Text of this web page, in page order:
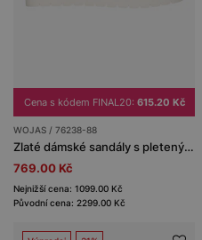
Cena s kódem FINAL20: 615.20 Kč
WOJAS / 76238-88
Zlaté dámské sandály s pletenými textilními pásky
769.00 Kč
Nejnižší cena: 1099.00 Kč
Původní cena: 2299.00 Kč